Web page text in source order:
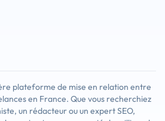
plateforme de mise en relation entre
en France. Que vous recherchiez
un rédacteur ou un expert SEO,